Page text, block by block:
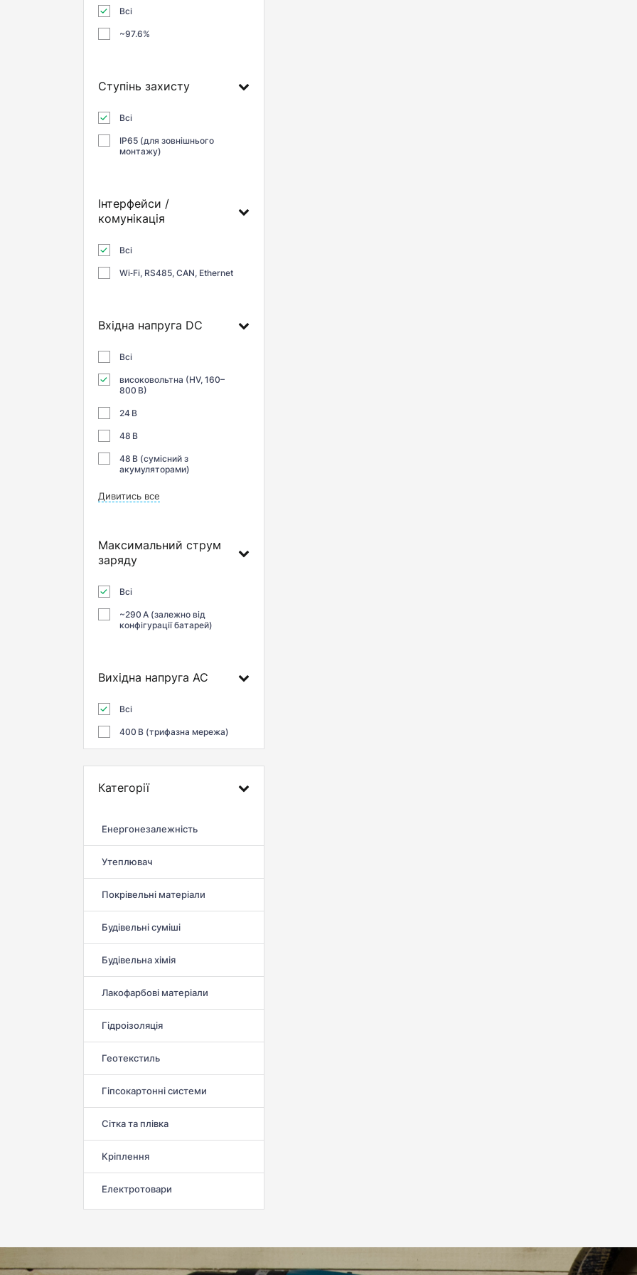
Всі
~97.6%
Ступінь захисту
Всі
IP65 (для зовнішнього
монтажу)
Інтерфейси /
комунікація
Всі
Wi‑Fi, RS485, CAN, Ethernet
Вхідна напруга DC
Всі
високовольтна (HV, 160–
800 В)
24 В
48 В
48 В (сумісний з
акумуляторами)
Дивитись все
Максимальний струм
заряду
Всі
~290 А (залежно від
конфігурації батарей)
Вихідна напруга AC
Всі
400 В (трифазна мережа)
Категорії
Енергонезалежність
Утеплювач
Покрівельні матеріали
Будівельні суміші
Будівельна хімія
Лакофарбові матеріали
Гідроізоляція
Геотекстиль
Гіпсокартонні системи
Сітка та плівка
Кріплення
Електротовари